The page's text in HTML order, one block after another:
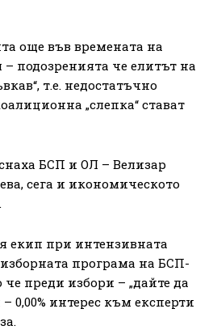
още във времената на
подозренията че елитът на
т.е. недостатъчно
„слепка“ стават
БСП и ОЛ – Велизар
сега и икономическото
екип при интензивната
програма на БСП-
преди избори – „дайте да
0,00% интерес към експерти